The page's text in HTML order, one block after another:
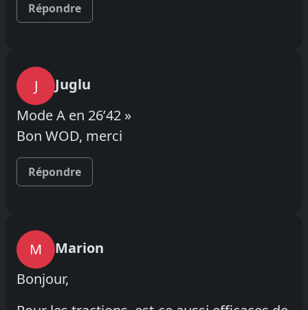
Répondre
J
Juglu
Mode A en 26’42 »
Bon WOD, merci
Répondre
M
Marion
Bonjour,